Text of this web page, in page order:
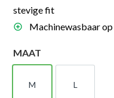
stevige fit
Machinewasbaar
MAAT
M
M
L
L